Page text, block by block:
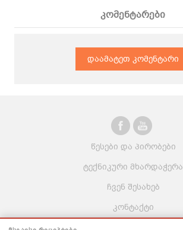
კომენტარები
დაამატეთ კომენტარი
ჩვენ შესახებ
კონტაქტი
წესები და პირობები
ტექნიკური მხარდაჭერა